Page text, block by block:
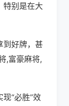
特别是在大
到好牌，甚
,富豪麻将,
“必胜”效